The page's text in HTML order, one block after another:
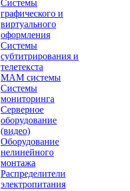
Системы
графического и
виртуального
оформления
Системы
субтитрирования и
телетекста
MAM системы
Системы
мониторинга
Серверное
оборудование
(видео)
Оборудование
нелинейного
монтажа
Распределители
электропитания